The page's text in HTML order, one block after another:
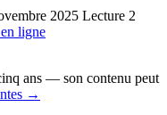
2025 Lecture 2
ligne
ans — son contenu peut
→